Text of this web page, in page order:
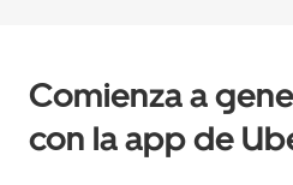
Comienza a
con la app de